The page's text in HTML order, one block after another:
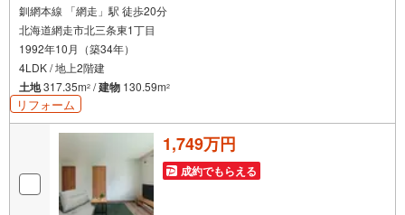
釧網本線 「網走」駅 徒歩20分
北海道網走市北三条東1丁目
1992年10月（築34年）
4LDK / 地上2階建
土地317.35m2 /建物 130.59m2
リフォーム
1,749万円
成約でもらえる